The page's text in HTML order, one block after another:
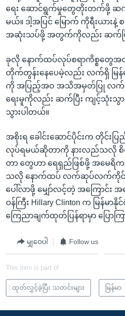
ရေး ဆောင်ရွက်မှုတွေတိုးတက်ဖို့ ဆက်
မယ်။ ဒါ့အပြင် မြောက် ကိုရီးယာ
အဆုံးသပ်ဖို့ အတွက်ကိုလည်း ဆက်ပြီး
ခုလို နောက်ထပ်လုပ်စရာကိစ္စတွေ
တိုက်တွန်းနေပေမဲ့လည်း လက်ရှိ မြ
ကို အပြည့်အဝ အသိအမှတ်ပြု လ
ရေးမူကိုလည်း ဆက်ပြီး ကျင့်သုံးသွာ
သွားပါတယ်။
အစိုးရ ခေါင်းဆောင်ပိုင်းက တိုင်
လုပ်ရမယ်ဆိုတာကို နားလည်သလို စိတ်
တာ တွေဟာ ရေရှည်ဖြစ်ဖို့ အမေရိက
သလို နောက်ထပ် လက်ဆုပ်လက်ကိုင်
ပေါ်လာဖို့ မျှော်လင့်တဲ့ အကြောင်း အ
ဝန်ကြီး Hillary Clinton က မြန်မာ
ကြေညာချက်ထုတ်ပြန်ရာမှာ ပြောက
မျှဝေပါ Follow us
This item is part of
ထုတ်လွှင့်ခဲ့ပြီး သတင်းများ မြန်မာ